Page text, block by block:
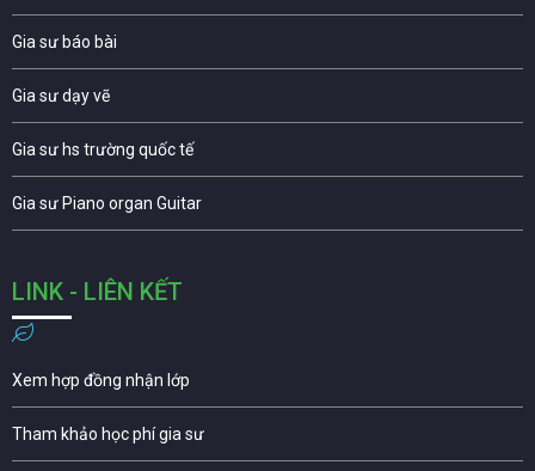
Gia sư báo bài
Gia sư dạy vẽ
Gia sư hs trường quốc tế
Gia sư Piano organ Guitar
LINK - LIÊN KẾT
Xem hợp đồng nhận lớp
Tham khảo học phí gia sư